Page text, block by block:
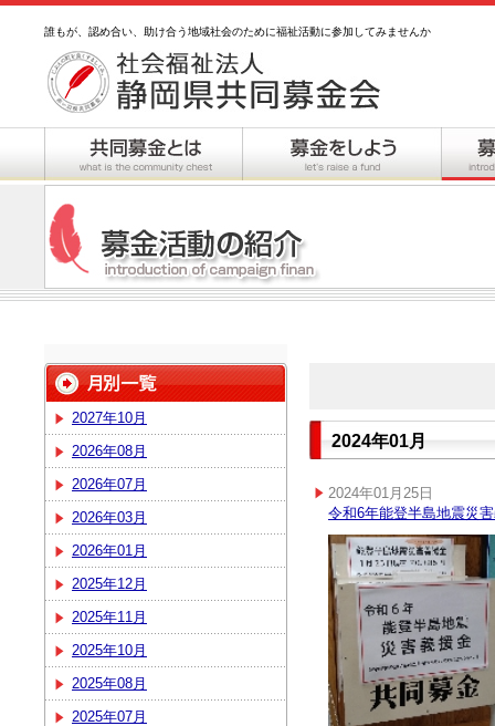
誰もが、認め合い、助け合う地域社会のために福祉活動に参加してみませんか
2027年10月
2026年08月
2026年07月
2026年03月
2026年01月
2025年12月
2025年11月
2025年10月
2025年08月
2025年07月
2024年01月
2024年01月25日
令和6年能登半島地震災